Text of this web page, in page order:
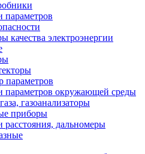
параметров
качества электроэнергии
параметров
параметров окружающей среды
газоанализаторы
приборы
расстояния, дальномеры